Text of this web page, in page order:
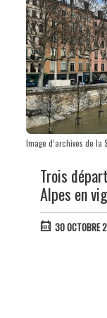
Image d’archives de la
Trois
Alpes en
30 OCTOBRE